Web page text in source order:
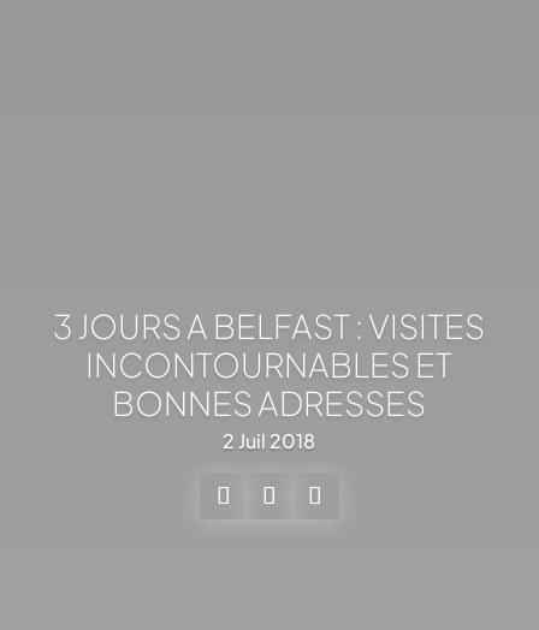
3 JOURS A BELFAST : VISITES
INCONTOURNABLES ET
BONNES ADRESSES
2 Juil 2018